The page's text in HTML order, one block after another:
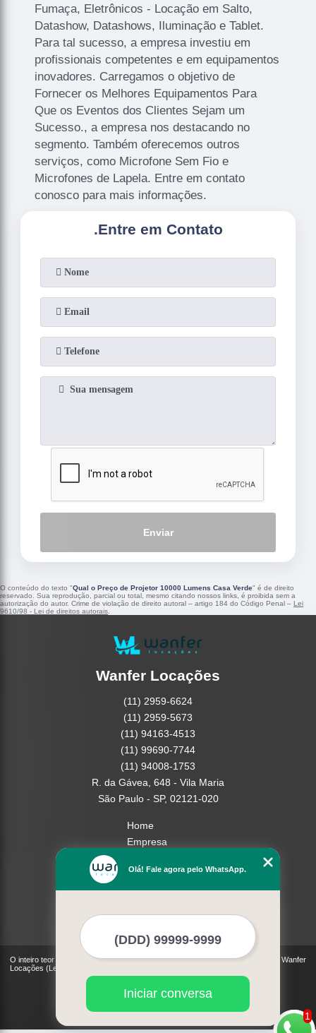
Fumaça, Eletrônicos - Locação em Salto,
Datashow, Datashows, Iluminação e Tablet.
Para tal sucesso, a empresa investiu em
profissionais competentes e em equipamentos
inovadores. Carregamos o objetivo de
Fornecer os Melhores Equipamentos Para
Que os Eventos dos Clientes Sejam um
Sucesso., a empresa nos destacando no
segmento. Também oferecemos outros
serviços, como Microfone Sem Fio e
Microfones de Lapela. Entre em contato
conosco para mais informações.
.Entre em Contato
Enviar
O conteúdo do texto "Qual o Preço de Projetor 10000 Lumens Casa Verde" é de direito
reservado. Sua reprodução, parcial ou total, mesmo citando nossos links, é proibida sem a
autorização do autor. Crime de violação de direito autoral – artigo 184 do Código Penal – Lei
9610/98 - Lei de direitos autorais
Wanfer Locações
(11) 2959-6624
(11) 2959-5673
(11) 94163-4513
(11) 99690-7744
(11) 94008-1753
R. da Gávea, 648 - Vila Maria
São Paulo - SP, 02121-020
Home
Empresa
Serviços
Contato
O inteiro teor deste site está sujeito à proteção de direitos autorais. Copyright© Wanfer
Locações (Lei 9610 de 19/02/1998)
1
Olá! Fale agora pelo WhatsApp.
Iniciar conversa